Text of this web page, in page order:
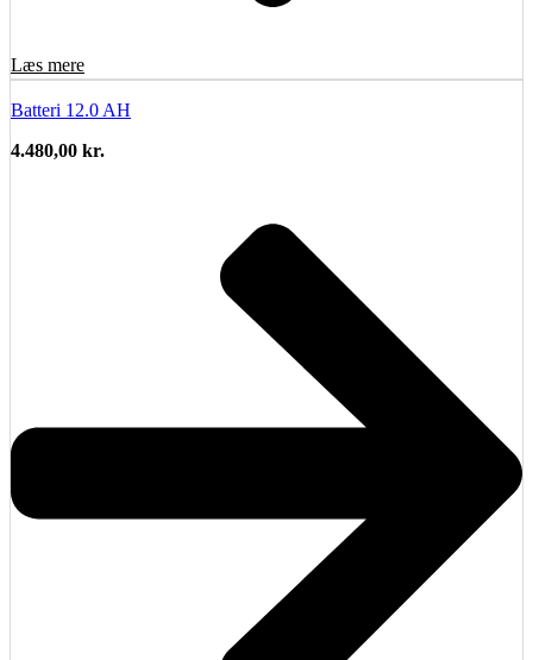
Læs mere
Batteri 12.0 AH
4.480,00 kr.